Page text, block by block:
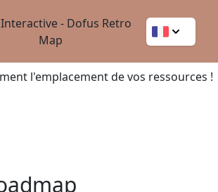
- Dofus Retro
Map
l'emplacement de vos ressources !